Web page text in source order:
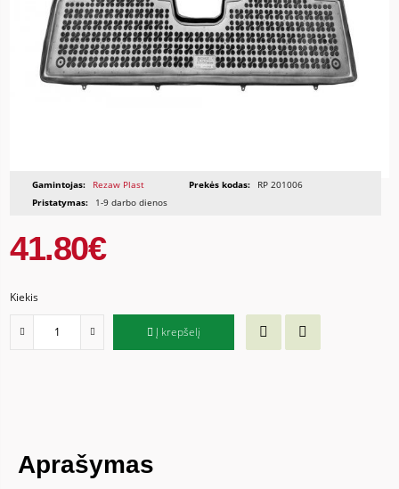
Gamintojas: Rezaw Plast Prekės kodas:
RP 201006
Pristatymas:
1-9 darbo dienos
41.80€
Kiekis
Į krepšelį
Aprašymas